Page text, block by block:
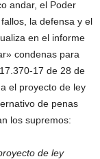
andar, el Poder
la defensa y el
en el informe
condenas para
17 de 28 de
el proyecto de ley
de penas
los supremos:
de ley